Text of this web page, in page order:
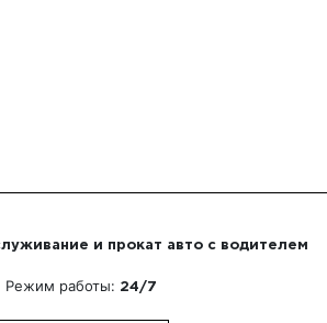
и прокат авто с водителем
Режим работы: 24/7